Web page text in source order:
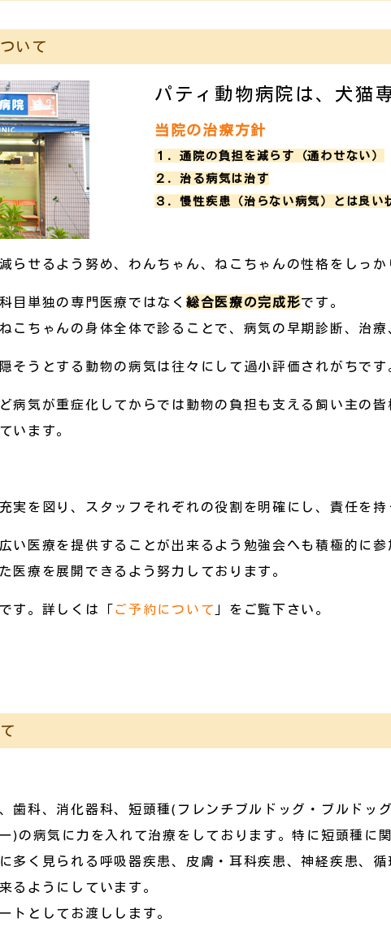
いて
パティ動物病院は、犬猫
当院の治療方針
１．通院の負担を減らす（通わせない）
２．治る病気は治す
３．慢性疾患（治らない病気）とは良
らせるよう努め、わんちゃん、ねこちゃんの性格をしっ
目単独の専門医療ではなく 総合医療の完成形です。
こちゃんの身体全体で診ることで、病気の早期診断、治
そうとする動物の病気は往々にして過小評価されがちです
病気が重症化してからでは動物の負担も支える飼い主の
います。
実を図り、スタッフそれぞれの役割を明確にし、責任を持
い医療を提供することが出来るよう勉強会へも積極的に
医療を展開できるよう努力しております。
す。詳しくは「ご予約について 」をご覧下さい。
歯科、消化器科、短頭種(フレンチブルドッグ・ブルドッグ
)の病気に力を入れて治療をしております。特に短頭種に
多く見られる呼吸器疾患、皮膚・耳科疾患、神経疾患、循
るようにしています。
トとしてお渡しします。